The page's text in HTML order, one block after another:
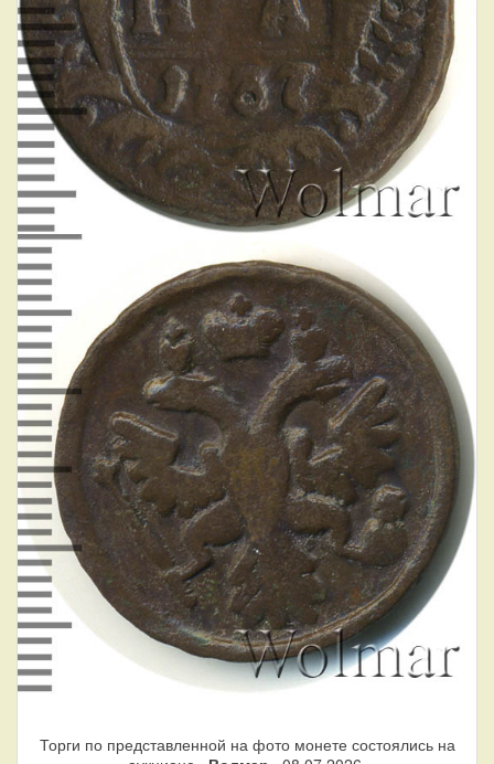
Торги по представленной на фото монете состоялись на